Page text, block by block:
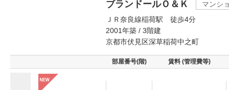
ブランドールＯ＆Ｋ
マンシ
ＪＲ奈良線稲荷駅 徒歩4分
2001年築 / 3階建
京都市伏見区深草稲荷中之町
部屋番号(階) 賃料 (管理費等)